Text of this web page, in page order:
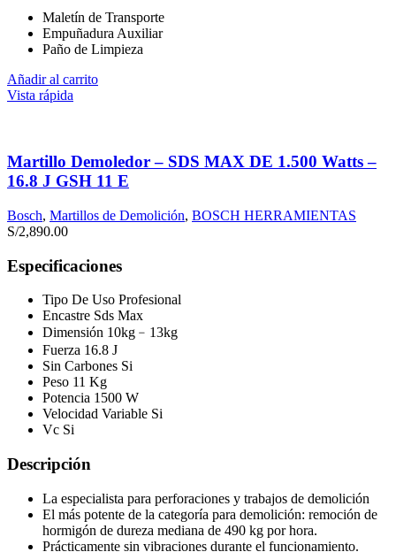
Maletín de Transporte
Empuñadura Auxiliar
Paño de Limpieza
Añadir al carrito
Vista rápida
Martillo Demoledor – SDS MAX DE 1.500 Watts –
16.8 J GSH 11 E
Bosch, Martillos de Demolición, BOSCH HERRAMIENTAS
S/2,890.00
Especificaciones
Tipo De Uso Profesional
Encastre Sds Max
Dimensión 10kg﹣13kg
Fuerza 16.8 J
Sin Carbones Si
Peso 11 Kg
Potencia 1500 W
Velocidad Variable Si
Vc Si
Descripción
La especialista para perforaciones y trabajos de demolición
El más potente de la categoría para demolición: remoción de
hormigón de dureza mediana de 490 kg por hora.
Prácticamente sin vibraciones durante el funcionamiento.